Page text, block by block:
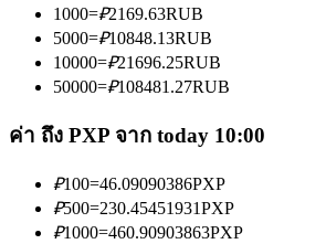
1000=₽2169.63RUB
5000=₽10848.13RUB
10000=₽21696.25RUB
50000=₽108481.27RUB
ค่า ถึง PXP จาก today 10:00
₽100=46.09090386PXP
₽500=230.45451931PXP
₽1000=460.90903863PXP